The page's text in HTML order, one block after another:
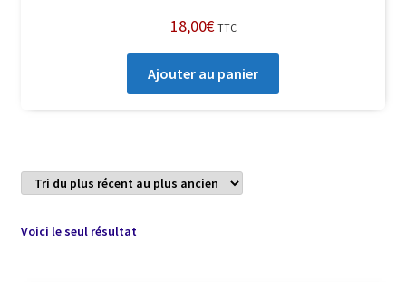
18,00€ TTC
Ajouter au panier
Voici le seul résultat